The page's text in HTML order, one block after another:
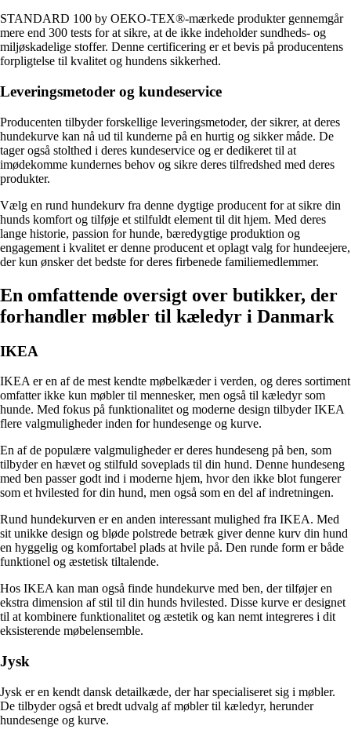
STANDARD 100 by OEKO-TEX®-mærkede produkter gennemgår
mere end 300 tests for at sikre, at de ikke indeholder sundheds- og
miljøskadelige stoffer. Denne certificering er et bevis på producentens
forpligtelse til kvalitet og hundens sikkerhed.
Leveringsmetoder og kundeservice
Producenten tilbyder forskellige leveringsmetoder, der sikrer, at deres
hundekurve kan nå ud til kunderne på en hurtig og sikker måde. De
tager også stolthed i deres kundeservice og er dedikeret til at
imødekomme kundernes behov og sikre deres tilfredshed med deres
produkter.
Vælg en rund hundekurv fra denne dygtige producent for at sikre din
hunds komfort og tilføje et stilfuldt element til dit hjem. Med deres
lange historie, passion for hunde, bæredygtige produktion og
engagement i kvalitet er denne producent et oplagt valg for hundeejere,
der kun ønsker det bedste for deres firbenede familiemedlemmer.
En omfattende oversigt over butikker, der
forhandler møbler til kæledyr i Danmark
IKEA
IKEA er en af de mest kendte møbelkæder i verden, og deres sortiment
omfatter ikke kun møbler til mennesker, men også til kæledyr som
hunde. Med fokus på funktionalitet og moderne design tilbyder IKEA
flere valgmuligheder inden for hundesenge og kurve.
En af de populære valgmuligheder er deres hundeseng på ben, som
tilbyder en hævet og stilfuld soveplads til din hund. Denne hundeseng
med ben passer godt ind i moderne hjem, hvor den ikke blot fungerer
som et hvilested for din hund, men også som en del af indretningen.
Rund hundekurven er en anden interessant mulighed fra IKEA. Med
sit unikke design og bløde polstrede betræk giver denne kurv din hund
en hyggelig og komfortabel plads at hvile på. Den runde form er både
funktionel og æstetisk tiltalende.
Hos IKEA kan man også finde hundekurve med ben, der tilføjer en
ekstra dimension af stil til din hunds hvilested. Disse kurve er designet
til at kombinere funktionalitet og æstetik og kan nemt integreres i dit
eksisterende møbelensemble.
Jysk
Jysk er en kendt dansk detailkæde, der har specialiseret sig i møbler.
De tilbyder også et bredt udvalg af møbler til kæledyr, herunder
hundesenge og kurve.